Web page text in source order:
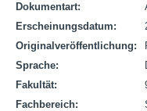
Dokumentart:
Erscheinungsdatum:
Originalveröffentlichung:
Sprache:
Fakultät:
Fachbereich: